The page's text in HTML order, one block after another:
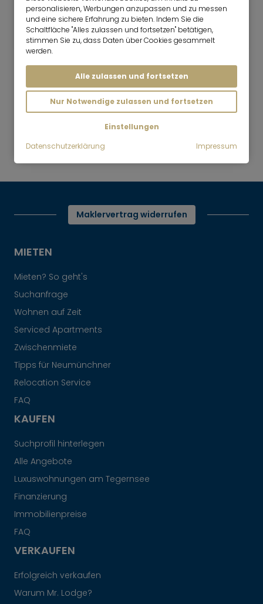
1 Zimmer
40 m²
München-Obergiesing
€/Monat
Mr. Lodge | Suchen.Finden.Leben.
Untergiesing: Komplett
nach oben
Maklervertrag widerrufen
MIETEN
Mieten? So geht's
Suchanfrage
Wohnen auf Zeit
Serviced Apartments
Zwischenmiete
Tipps für Neumünchner
Relocation Service
FAQ
KAUFEN
Suchprofil hinterlegen
Alle Angebote
Luxuswohnungen am Tegernsee
Finanzierung
Immobilienpreise
FAQ
VERKAUFEN
Erfolgreich verkaufen
Warum Mr. Lodge?
personalisieren, Werbungen anzupassen und zu messen
und eine sichere Erfahrung zu bieten. Indem Sie die
Schaltfläche "Alles zulassen und fortsetzen" betätigen,
stimmen Sie zu, dass Daten über Cookies gesammelt
werden.
Alle zulassen und fortsetzen
Nur Notwendige zulassen und fortsetzen
Einstellungen
Datenschutzerklärung
Impressum